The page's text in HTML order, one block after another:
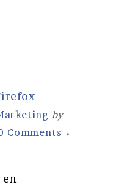
by
Comments